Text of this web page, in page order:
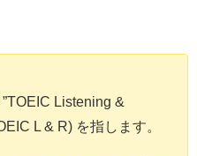
Listening &
L & R) を指します。